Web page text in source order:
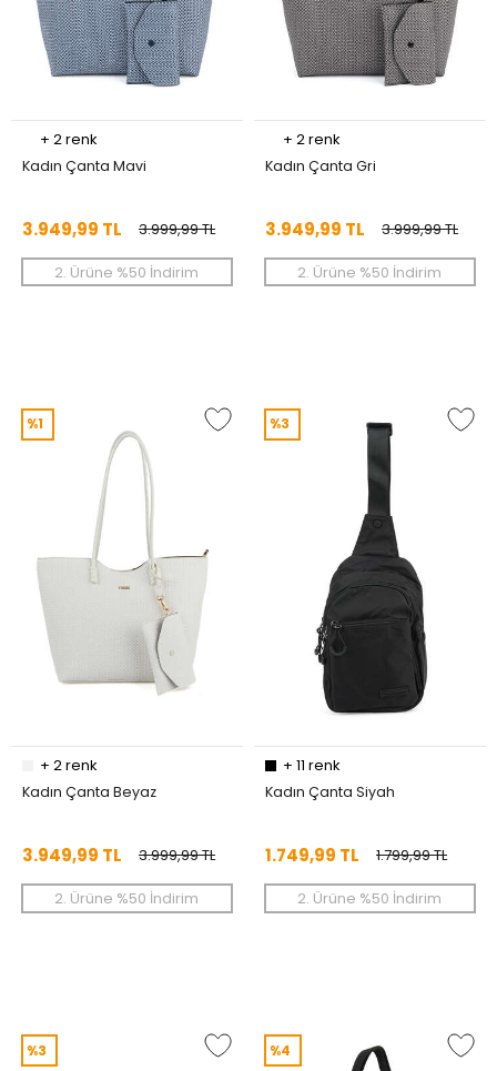
+ 2renk
Kadın Çanta Mavi
3.999,99 TL
3.949,99 TL
2. Ürüne %50 İndirim
+ 2renk
Kadın Çanta Gri
3.999,99 TL
3.949,99 TL
2. Ürüne %50 İndirim
%1
+ 2renk
Kadın Çanta Beyaz
3.999,99 TL
3.949,99 TL
2. Ürüne %50 İndirim
%3
+ 11 renk
Kadın Çanta Siyah
1.799,99 TL
1.749,99 TL
2. Ürüne %50 İndirim
%3 %4